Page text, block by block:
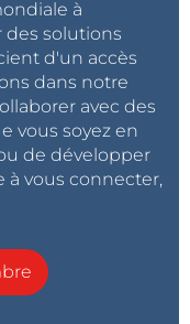
à
des solutions
d'un accès
dans notre
avec des
vous soyez en
de développer
à vous connecter,